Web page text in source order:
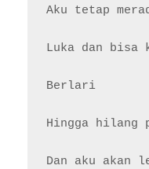
Aku tetap
Luka dan bisa
Berlari
Hingga hilang
Dan aku akan